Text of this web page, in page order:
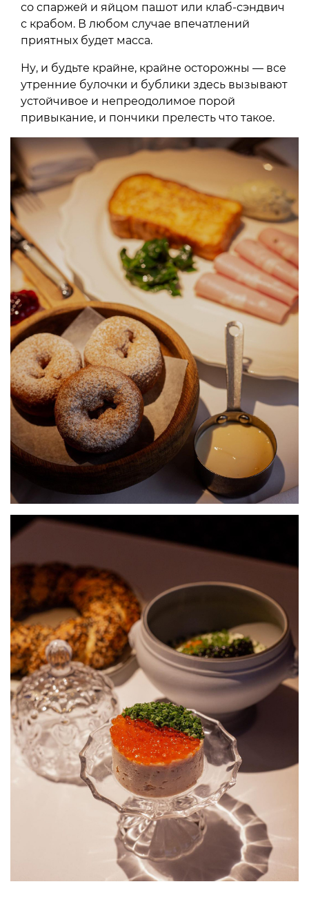
со спаржей и яйцом пашот или клаб-сэндвич
с крабом. В любом случае впечатлений
приятных будет масса.
Ну, и будьте крайне, крайне осторожны — все
утренние булочки и бублики здесь вызывают
устойчивое и непреодолимое порой
привыкание, и пончики прелесть что такое.